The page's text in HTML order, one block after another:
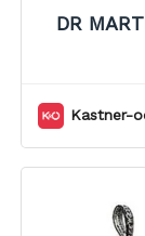
DR
Kastner-